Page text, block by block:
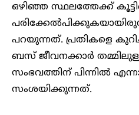
ഒഴിഞ്ഞ സ്ഥലത്തേക്ക്
പറയുന്നത്. പ്രതികളെ കുറിച്ച്‌
ബസ് ജീവനക്കാര്‍
സംഭവത്തിന് പിന്നില്‍
സംശയിക്കുന്നത്.